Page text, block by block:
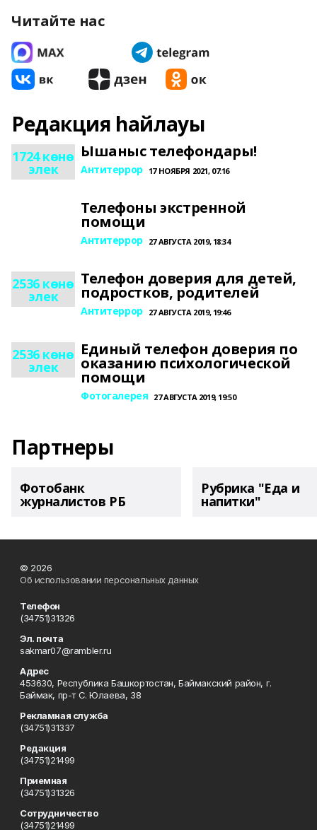
Читайте нас
Редакция һайлауы
1724 көнө
элек
Ышаныс телефондары!
Антитеррор 17 НОЯБРЯ 2021, 07:16
Телефоны экстренной
помощи
Антитеррор 27 АВГУСТА 2019, 18:34
2536 көнө
элек
Телефон доверия для детей,
подростков, родителей
Антитеррор 27 АВГУСТА 2019, 19:46
2536 көнө
элек
Единый телефон доверия по
оказанию психологической
помощи
Фотогалерея 27 АВГУСТА 2019, 19:50
Партнеры
Фотобанк
журналистов РБ
Рубрика "Еда и
напитки"
© 2026
Об использовании персональных данных
Телефон
(34751)31326
Эл. почта
sakmar07@rambler.ru
Адрес
453630, Республика Башкортостан, Баймакский район, г.
Баймак, пр-т С. Юлаева, 38
Рекламная служба
(34751)31337
Редакция
(34751)21499
Приемная
(34751)31326
Сотрудничество
(34751)21499